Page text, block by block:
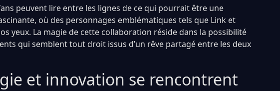
peuvent lire entre les lignes de ce qui pourrait être une
où des personnages emblématiques tels que Link et
yeux. La magie de cette collaboration réside dans la possibilité
qui semblent tout droit issus d’un rêve partagé entre les deux
et innovation se rencontrent